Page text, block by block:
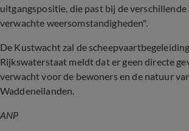
uitgangspositie, die past bij de verschillende
verwachte weersomstandigheden".
De Kustwacht zal de
Rijkswaterstaat meldt dat er geen directe
verwacht voor de bewoners en de natuur
Waddeneilanden.
ANP